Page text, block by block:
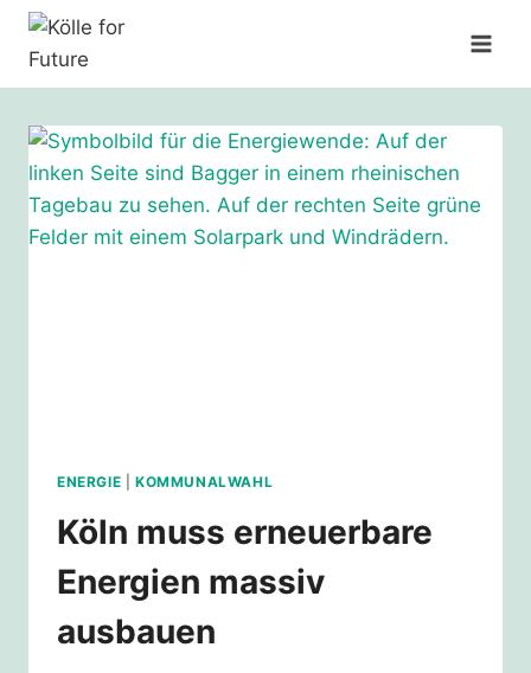
Zum
Inhalt
ENERGIE KOMMUNALWAHL
Köln muss erneuerbare
Energien massiv
ausbauen